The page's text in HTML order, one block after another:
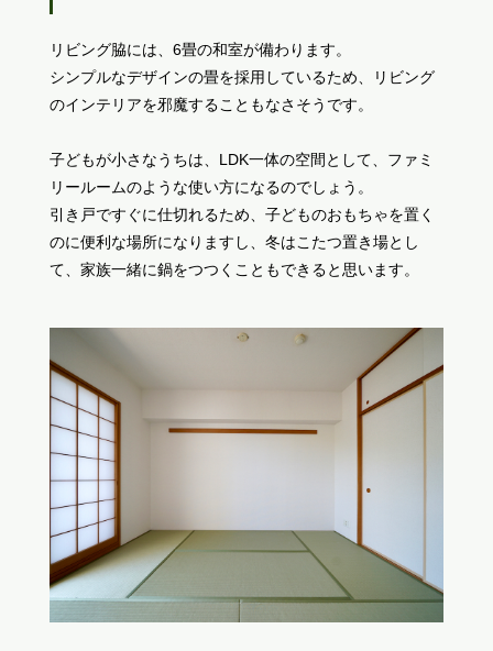
リビング脇には、6畳の和室が備わります。
シンプルなデザインの畳を採用しているため、リビング
のインテリアを邪魔することもなさそうです。
子どもが小さなうちは、LDK一体の空間として、ファミ
リールームのような使い方になるのでしょう。
引き戸ですぐに仕切れるため、子どものおもちゃを置く
のに便利な場所になりますし、冬はこたつ置き場とし
て、家族一緒に鍋をつつくこともできると思います。